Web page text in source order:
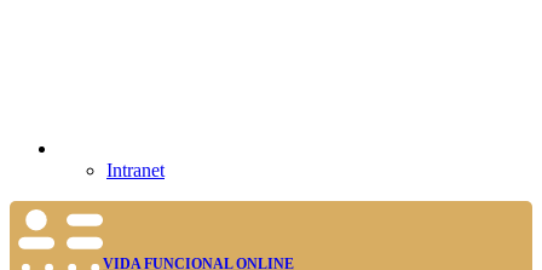
Intranet
VIDA FUNCIONAL ONLINE